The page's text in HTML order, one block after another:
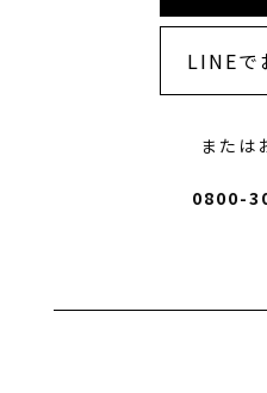
LINEで
または
0800-